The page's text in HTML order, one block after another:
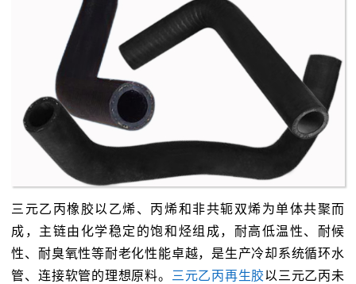
三元乙丙橡胶以乙烯、丙烯和非共轭双烯为单体共聚而
成，主链由化学稳定的饱和烃组成，耐高低温性、耐候
性、耐臭氧性等耐老化性能卓越，是生产冷却系统循环水
管、连接软管的理想原料。
三元乙丙再生胶以三元乙丙未